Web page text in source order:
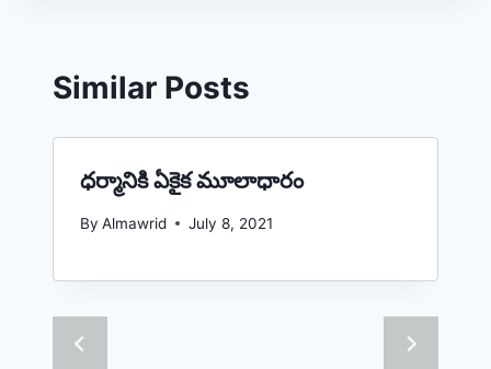
Similar Posts
ధర్మానికి ఏకైక మూలాధారం
By Almawrid July 8, 2021